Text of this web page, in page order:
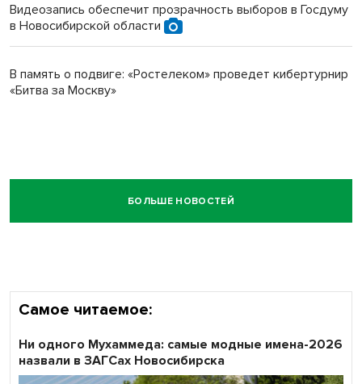
Видеозапись обеспечит прозрачность выборов в Госдуму
в Новосибирской области
В память о подвиге: «Ростелеком» проведет кибертурнир
«Битва за Москву»
БОЛЬШЕ НОВОСТЕЙ
Самое читаемое:
Ни одного Мухаммеда: самые модные имена-2026
назвали в ЗАГСах Новосибирска